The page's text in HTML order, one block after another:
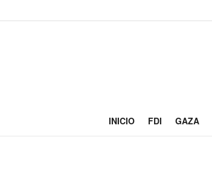
INICIO FDI GAZA